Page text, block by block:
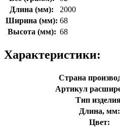
Длина (мм):
2000
Ширина (мм): 68
Высота (мм): 68
Характеристики:
Страна
Артикул
Тип
Длина, мм:
Цвет: